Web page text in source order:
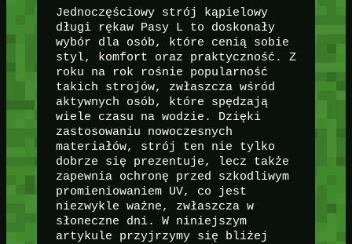
Jednoczęściowy strój kąpielowy
długi rękaw Pasy L to doskonały
wybór dla osób, które cenią sobie
styl, komfort oraz praktyczność. Z
roku na rok rośnie popularność
takich strojów, zwłaszcza wśród
aktywnych osób, które spędzają
wiele czasu na wodzie. Dzięki
zastosowaniu nowoczesnych
materiałów, strój ten nie tylko
dobrze się prezentuje, lecz także
zapewnia ochronę przed szkodliwym
promieniowaniem UV, co jest
niezwykle ważne, zwłaszcza w
słoneczne dni. W niniejszym
artykule przyjrzymy się bliżej